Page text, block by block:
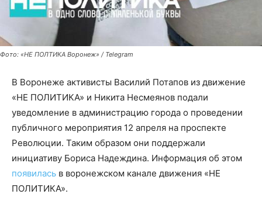
Фото: «НЕ ПОЛТИКА Воронеж» / Telegram
В Воронеже активисты Василий Потапов из движение
«НЕ ПОЛИТИКА» и Никита Несмеянов подали
уведомление в администрацию города о проведении
публичного мероприятия 12 апреля на проспекте
Революции. Таким образом они поддержали
инициативу Бориса Надеждина. Информация об этом
появилась в воронежском канале движения «НЕ
ПОЛИТИКА».